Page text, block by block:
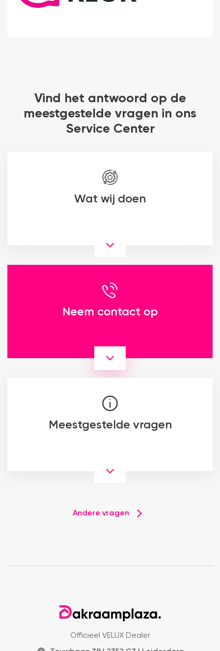
Vind het antwoord op de
meestgestelde vragen in ons
Service Center
Wat wij doen
Neem contact op
Meestgestelde vragen
Andere vragen
Officieel VELUX Dealer